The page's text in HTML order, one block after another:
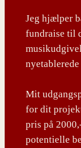
Jeg hjælper
fundraise til
Mit
for dit
pris på
potentielle